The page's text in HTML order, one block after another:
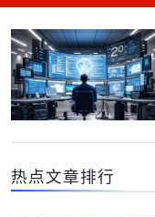
热点文章排行